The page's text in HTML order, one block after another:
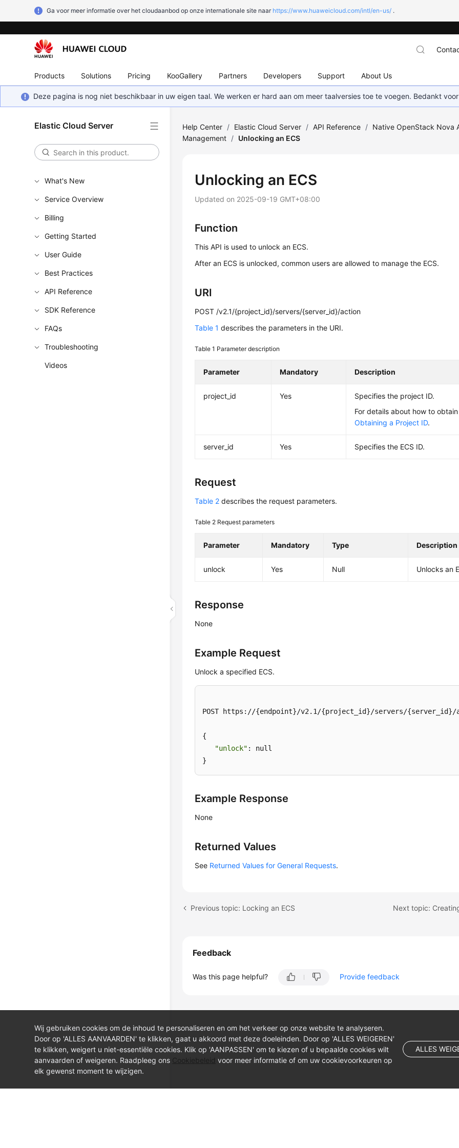
Ga voor meer informatie over het cloudaanbod op onze internationale site naar https://www.huaweicloud.com/intl/en-us/ .
Products Solutions Pricing KooGallery Partners Developers Support About Us
Deze pagina is nog niet beschikbaar in uw eigen taal. We werken er hard aan om meer taalversies toe te voegen. Bedankt
Elastic Cloud Server
What's New
Service Overview
Billing
Getting Started
User Guide
Best Practices
API Reference
SDK Reference
FAQs
Troubleshooting
Videos
Help Center / Elastic Cloud Server / API Reference / Native OpenStack Nova
Management / Unlocking an ECS
Unlocking an ECS
Updated on 2025-09-19 GMT+08:00
Function
This API is used to unlock an ECS.
After an ECS is unlocked, common users are allowed to manage the ECS.
URI
POST /v2.1/{project_id}/servers/{server_id}/action
Table 1 describes the parameters in the URI.
Table 1 Parameter description
Parameter Mandatory Description
project_id Yes
Specifies the project ID.
For details about how to
Obtaining a Project ID.
server_id Yes Specifies the ECS ID.
Request
Table 2 describes the request parameters.
Table 2 Request parameters
Parameter Mandatory Type Description
unlock Yes Null Unlocks an
Response
None
Example Request
Unlock a specified ECS.
POST https://{endpoint}/v2.1/{project_id}/servers/{server_id}/
{
"unlock" : null
}
Example Response
None
Returned Values
See Returned Values for General Requests.
Previous topic: Locking an ECS Next topic:
Feedback
Was this page helpful? Provide feedback
Wij gebruiken cookies om de inhoud te personaliseren en om het verkeer op onze website te analyseren.
Door op 'ALLES AANVAARDEN' te klikken, gaat u akkoord met deze doeleinden. Door op 'ALLES WEIGEREN'
te klikken, weigert u niet-essentiële cookies. Klik op 'AANPASSEN' om te kiezen of u bepaalde cookies wilt
aanvaarden of weigeren. Raadpleeg ons Cookiebeleid voor meer informatie of om uw cookievoorkeuren op
elk gewenst moment te wijzigen.
ALLES